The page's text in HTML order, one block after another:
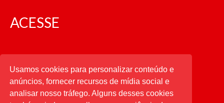
ACESSE
CATEGORIAS
CATEGORIAS
Usamos cookies para personalizar conteúdo e
anúncios, fornecer recursos de mídia social e
analisar nosso tráfego. Alguns desses cookies